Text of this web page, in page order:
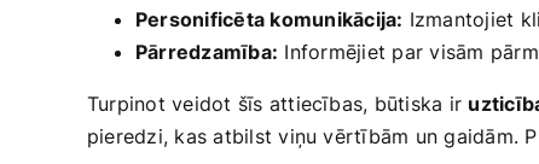
Personificēta komunikācija: Izmantojiet
Pārredzamība: Informējiet ⁣par visām
Turpinot veidot ​šīs attiecības, ‌būtiska ir
pieredzi, kas atbilst viņu vērtībām un gaidām.